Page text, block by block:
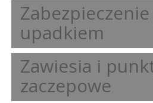
upadkiem
Zawiesia i
zaczepowe